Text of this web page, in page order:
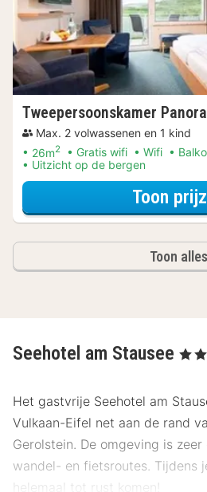
Max. 2 volwassenen en 1 kind
26m2 Gratis wifi Wifi
Uitzicht op de bergen
Toon
Toon alles
Seehotel am Stausee , 4
Het gastvrije Seehotel am
Vulkaan-Eifel net aan de rand
Gerolstein. De omgeving is
wandel- en fietsroutes. Tijdens
helemaal tot rust komen!